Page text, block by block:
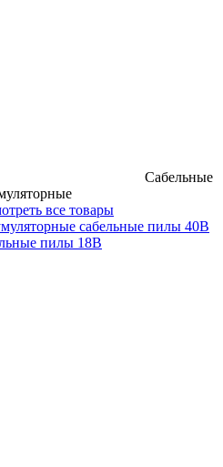
Сабельные
все товары
сабельные пилы 40В
пилы 18В